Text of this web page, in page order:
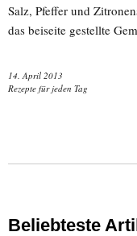
Salz, Pfeffer und
das beiseite gestellte
14. April 2013
Rezepte für jeden Tag
Beliebteste